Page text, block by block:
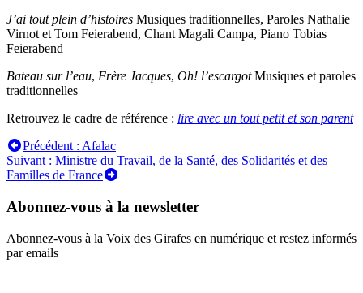
J’ai tout plein d’histoires Musiques traditionnelles, Paroles Nathalie
Virnot et Tom Feierabend, Chant Magali Campa, Piano Tobias
Feierabend
Bateau sur l’eau, Frère Jacques, Oh! l’escargotMusiques et paroles
traditionnelles
Retrouvez le cadre de référence : lire avec un tout petit et son parent
Navigation
de
Précédent : Afalac
Suivant : Ministre du Travail, de la Santé, des Solidarités et des
Familles de France
Abonnez-vous à la newsletter
Abonnez-vous à la Voix des Girafes en numérique et restez informés
par emails